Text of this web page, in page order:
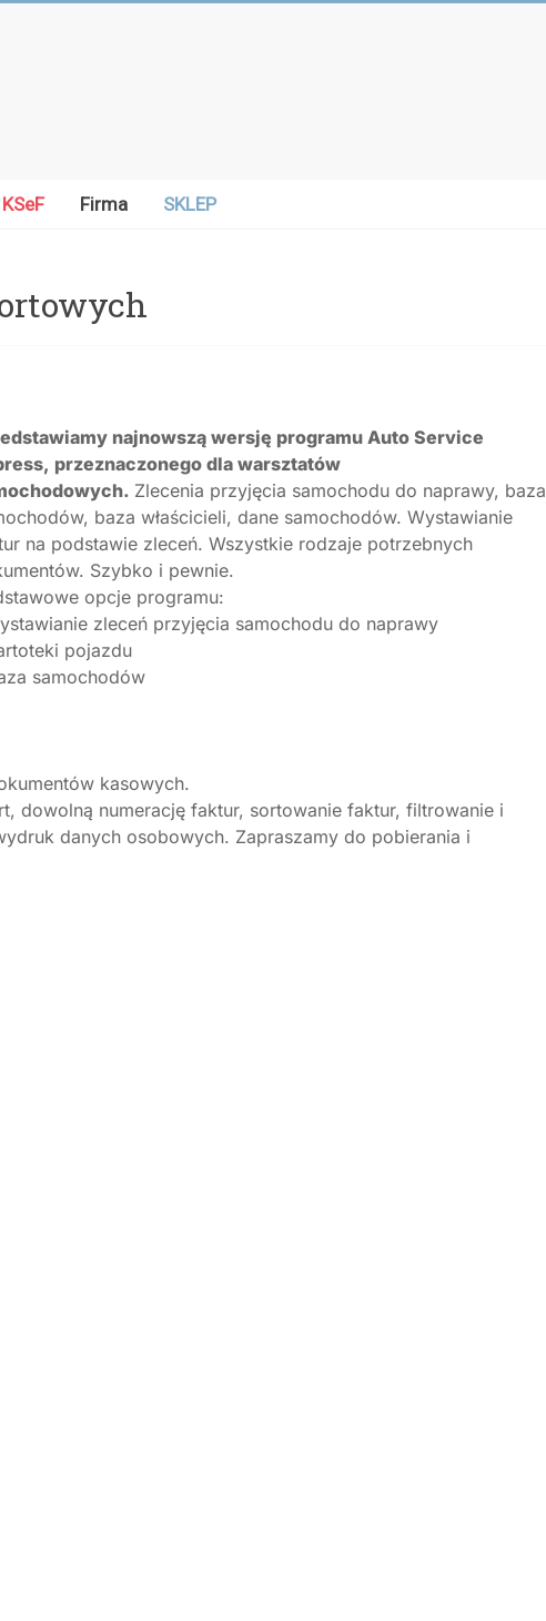
KSeF Firma SKLEP
najnowszą wersję programu Auto Service
przeznaczonego dla warsztatów
Zlecenia przyjęcia samochodu do naprawy, baza
baza właścicieli, dane samochodów. Wystawianie
na podstawie zleceń. Wszystkie rodzaje potrzebnych
Szybko i pewnie.
opcje programu:
zleceń przyjęcia samochodu do naprawy
pojazdu
samochodów
kasowych.
dowolną numerację faktur, sortowanie faktur, filtrowanie i
danych osobowych. Zapraszamy do pobierania i